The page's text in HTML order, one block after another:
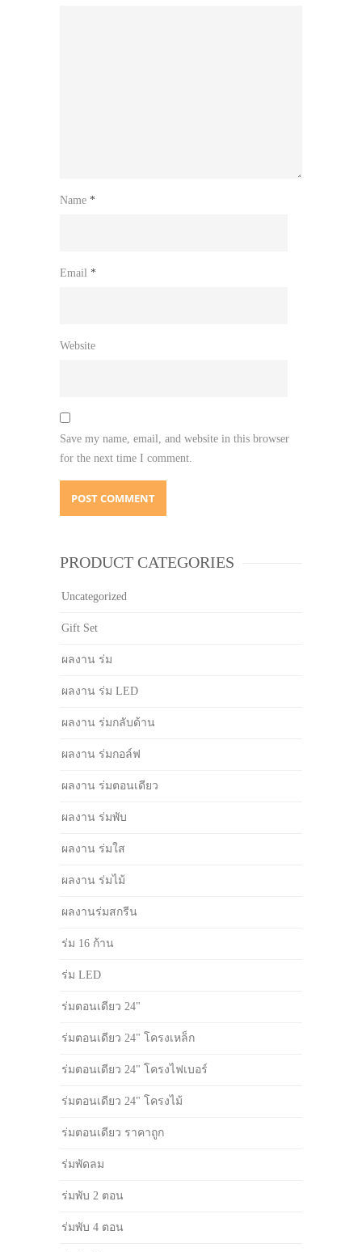
Name *
Email *
Website
Save my name, email, and website in this browser
for the next time I comment.
PRODUCT CATEGORIES
Uncategorized
Gift Set
ผลงาน ร่ม
ผลงาน ร่ม LED
ผลงาน ร่มกลับด้าน
ผลงาน ร่มกอล์ฟ
ผลงาน ร่มตอนเดียว
ผลงาน ร่มพับ
ผลงาน ร่มใส
ผลงาน ร่มไม้
ผลงานร่มสกรีน
ร่ม 16 ก้าน
ร่ม LED
ร่มตอนเดียว 24"
ร่มตอนเดียว 24" โครงเหล็ก
ร่มตอนเดียว 24" โครงไฟเบอร์
ร่มตอนเดียว 24" โครงไม้
ร่มตอนเดียว ราคาถูก
ร่มพัดลม
ร่มพับ 2 ตอน
ร่มพับ 4 ตอน